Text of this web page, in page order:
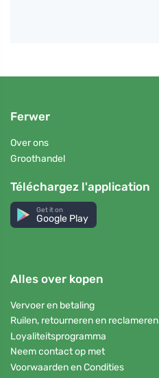
Ferwer
Over ons
Groothandel
Téléchargez l'application
Get it on
Google Play
Alles over kopen
Vervoer en betaling
Ruilen, retourneren en reclameren
Loyaliteitsprogramma
Neem contact op met
Voorwaarden en Condities